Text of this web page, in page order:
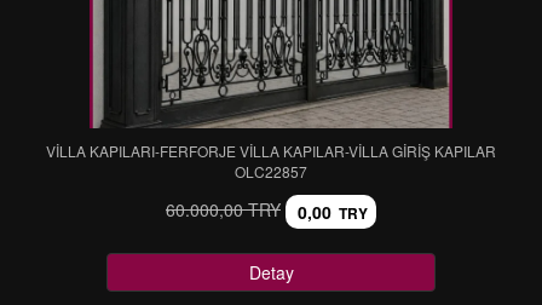
VİLLA KAPILARI-FERFORJE VİLLA KAPILAR-VİLLA GİRİŞ KAPILAR
OLC22857
60.000,00 TRY 0,00 TRY
Detay